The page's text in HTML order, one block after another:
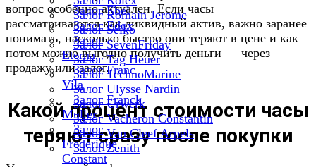
Залог Romain Jerome
Залог Seiko
Залог SevenFriday
Залог Tag Heuer
Залог TechnoMarine
Залог Ulysse Nardin
Залог Urwerk
Залог Vacheron Constantin
Залог Van Cleef Arpels
Залог Zenith
Залог Ebel
Залог Edox
Залог
Eterna
Залог Franc
Vila
Залог Franck
Muller
Залог
Frederique
Constant
вопрос особенно актуален. Если часы
рассматриваются как ликвидный актив, важно заранее
понимать, насколько быстро они теряют в цене и как
потом можно выгодно получить деньги — через
продажу или залог.
Какой процент стоимости часы
теряют сразу после покупки